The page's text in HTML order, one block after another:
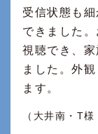
受信状態も
できました
視聴でき、
ました。外
ます。
（大井南・T